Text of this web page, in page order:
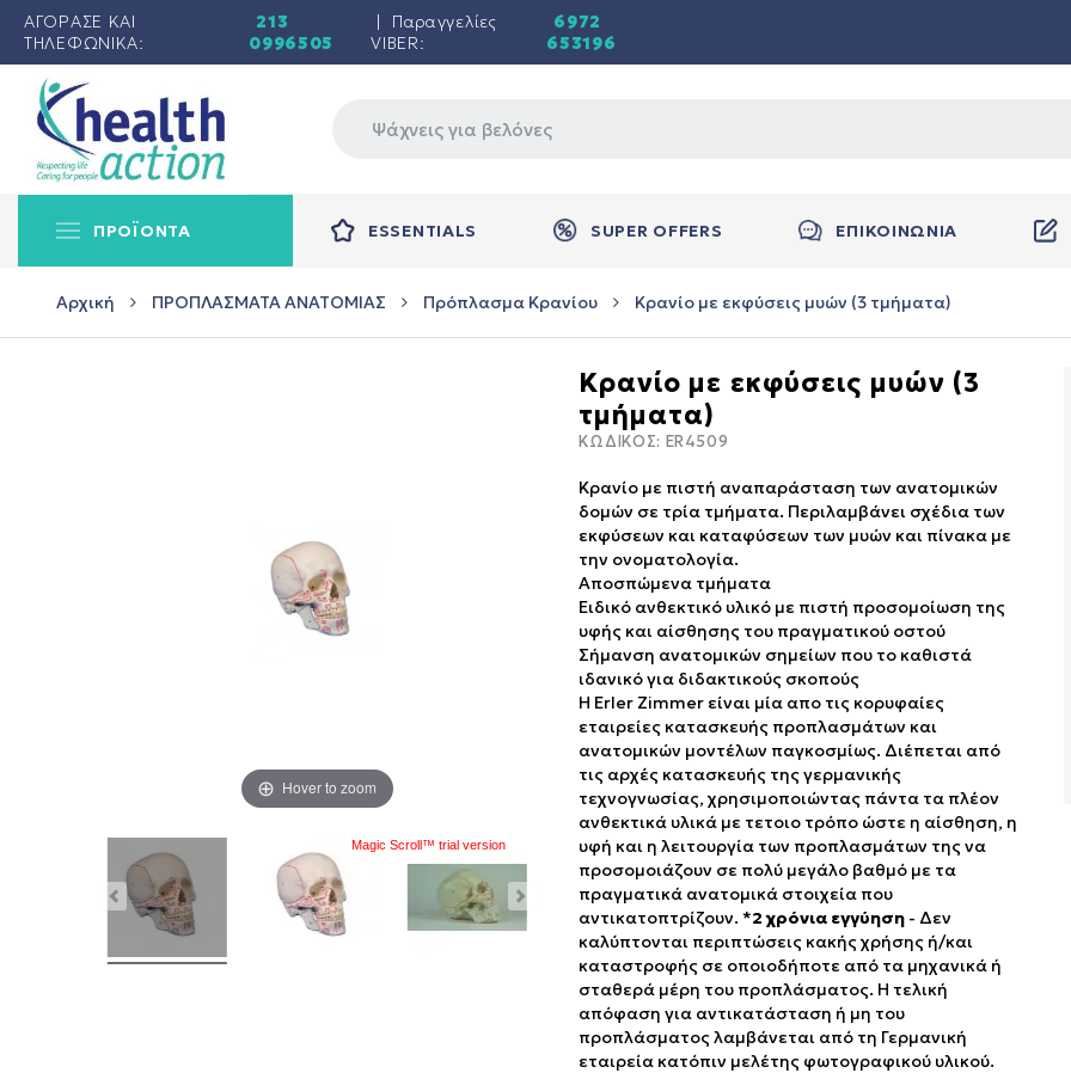
ΑΓΟΡΑΣΕ ΚΑΙ
ΤΗΛΕΦΩΝΙΚΑ:
213
0996505
| Παραγγελίες
VIBER:
6972
653196
ΠΡΟΪΟΝΤΑ ESSENTIALS SUPER OFFERS ΕΠΙΚΟΙΝΩΝΙΑ
Αρχική ΠΡΟΠΛΑΣΜΑΤΑ ΑΝΑΤΟΜΙΑΣ Πρόπλασμα Κρανίου Κρανίο με εκφύσεις μυών (3 τμήματα)
Hover to zoom
Magic Scroll™ trial version
Κρανίο με εκφύσεις μυών (3
τμήματα)
ΚΩΔΙΚΟΣ: ER4509
Κρανίο με πιστή αναπαράσταση των ανατομικών
δομών σε τρία τμήματα. Περιλαμβάνει σχέδια των
εκφύσεων και καταφύσεων των μυών και πίνακα με
την ονοματολογία.
Αποσπώμενα τμήματα
Ειδικό ανθεκτικό υλικό με πιστή προσομοίωση της
υφής και αίσθησης του πραγματικού οστού
Σήμανση ανατομικών σημείων που το καθιστά
ιδανικό για διδακτικούς σκοπούς
H Erler Zimmer είναι μία απο τις κορυφαίες
εταιρείες κατασκευής προπλασμάτων και
ανατομικών μοντέλων παγκοσμίως. Διέπεται από
τις αρχές κατασκευής της γερμανικής
τεχνογνωσίας, χρησιμοποιώντας πάντα τα πλέον
ανθεκτικά υλικά με τετοιο τρόπο ώστε η αίσθηση, η
υφή και η λειτουργία των προπλασμάτων της να
προσομοιάζουν σε πολύ μεγάλο βαθμό με τα
πραγματικά ανατομικά στοιχεία που
αντικατοπτρίζουν. *2 χρόνια εγγύηση- Δεν
καλύπτονται περιπτώσεις κακής χρήσης ή/και
καταστροφής σε οποιοδήποτε από τα μηχανικά ή
σταθερά μέρη του προπλάσματος. Η τελική
απόφαση για αντικατάσταση ή μη του
προπλάσματος λαμβάνεται από τη Γερμανική
εταιρεία κατόπιν μελέτης φωτογραφικού υλικού.